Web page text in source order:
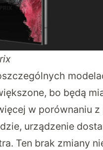
bo będą
w porównaniu
urządzenie
Ten brak zmiany